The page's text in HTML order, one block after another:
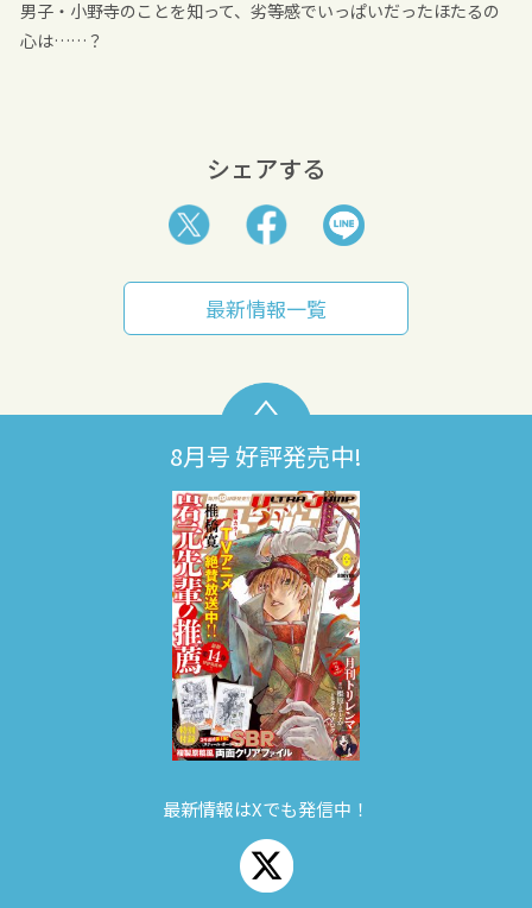
男子・小野寺のことを知って、劣等感でいっぱいだったほたるの
心は……？
シェアする
最新情報一覧
8月号 好評発売中!
最新情報はXでも発信中！